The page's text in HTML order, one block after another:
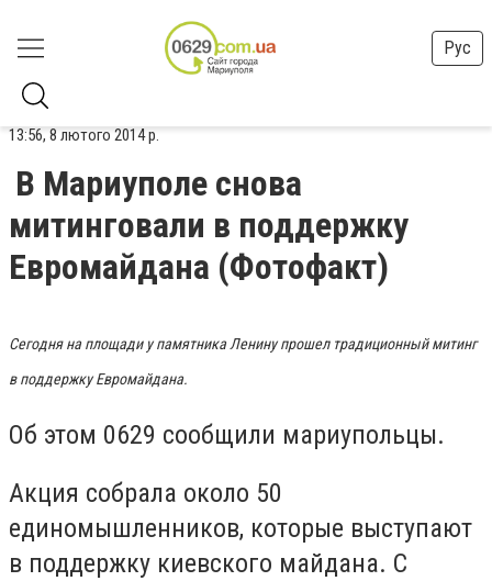
Рус
13:56, 8 лютого 2014 р.
В Мариуполе снова
митинговали в поддержку
Евромайдана (Фотофакт)
Сегодня на площади у памятника Ленину прошел традиционный митинг
в поддержку Евромайдана.
Об этом 0629 сообщили мариупольцы.
Акция собрала около 50
единомышленников, которые выступают
в поддержку киевского майдана. С